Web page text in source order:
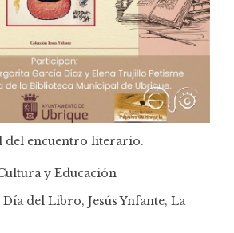
del encuentro literario.
y Educación
Día del Libro, Jesús Ynfante, La